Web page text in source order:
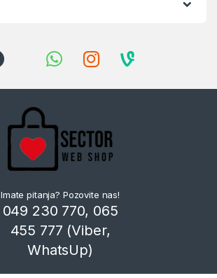
Imate pitanja? Pozovite nas!
049 230 770, 065
455 777 (Viber,
WhatsUp)